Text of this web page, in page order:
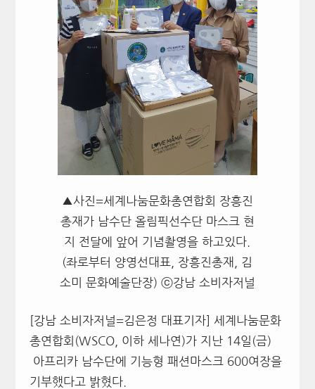
▲사진=세계나눔문화총연합회 장흥진
총재가 남수단 올림픽선수단 마스크 현
지 전달에 앞어 기념촬영을 하고있다.
(좌로부터 양영선대표, 장흥진총재, 김
소미 문화예술단장) ⓒ강남 소비자저널
[강남 소비자저널=김은정 대표기자] 세계나눔문화
총연합회(WSCO, 이하 세나연)가 지난 14일(금)
아프리카 남수단에 기능형 패션마스크 600여장을
기부했다고 밝혔다.